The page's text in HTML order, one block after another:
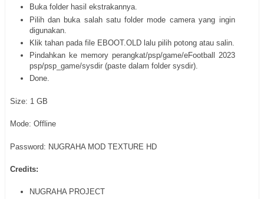
Buka folder hasil ekstrakannya.
Pilih dan buka salah satu folder mode camera yang ingin
digunakan.
Klik tahan pada file EBOOT.OLD lalu pilih potong atau salin.
Pindahkan ke memory perangkat/psp/game/eFootball 2023
psp/psp_game/sysdir (paste dalam folder sysdir).
Done.
Size: 1 GB
Mode: Offline
Password: NUGRAHA MOD TEXTURE HD
Credits:
NUGRAHA PROJECT